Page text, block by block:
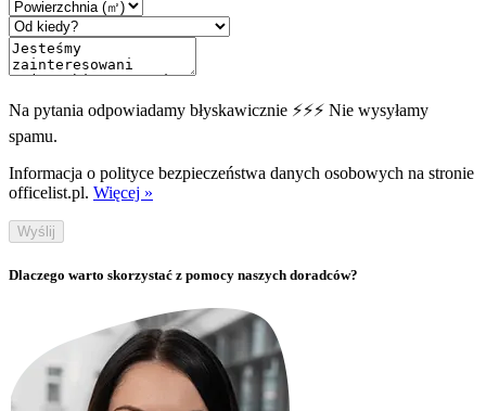
Na pytania odpowiadamy błyskawicznie ⚡⚡⚡ Nie wysyłamy
spamu.
Informacja o polityce bezpieczeństwa danych osobowych na stronie
officelist.pl. Więcej »
Wyślij
Dlaczego warto skorzystać z pomocy naszych doradców?